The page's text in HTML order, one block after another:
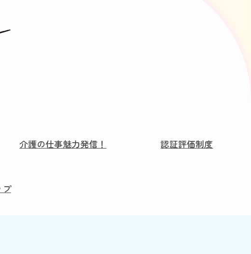
介護の仕事魅力発信！ 認証評価制度
プ